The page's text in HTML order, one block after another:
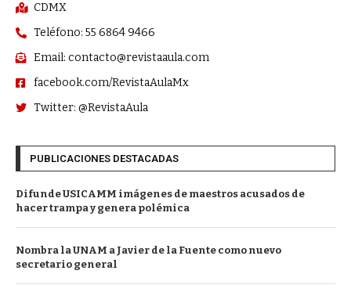
CDMX
Teléfono: 55 6864 9466
Email: contacto@revistaaula.com
facebook.com/RevistaAulaMx
Twitter: @RevistaAula
PUBLICACIONES DESTACADAS
Difunde USICAMM imágenes de maestros acusados de
hacer trampa y genera polémica
Nombra la UNAM a Javier de la Fuente como nuevo
secretario general